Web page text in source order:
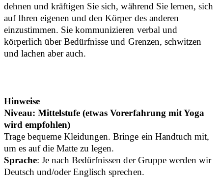
dehnen und kräftigen Sie sich, während Sie lernen, sich
auf Ihren eigenen und den Körper des anderen
einzustimmen. Sie kommunizieren verbal und
körperlich über Bedürfnisse und Grenzen, schwitzen
und lachen aber auch.
Hinweise
Niveau: Mittelstufe (etwas Vorerfahrung mit Yoga
wird empfohlen)
Trage bequeme Kleidungen. Bringe ein Handtuch mit,
um es auf die Matte zu legen.
Sprache: Je nach Bedürfnissen der Gruppe werden wir
Deutsch und/oder Englisch sprechen.